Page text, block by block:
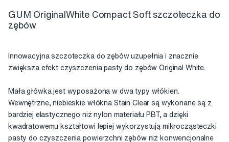
GUM OriginalWhite Compact Soft szczoteczka do
zębów
Innowacyjna szczoteczka do zębów uzupełnia i znacznie
zwiększa efekt czyszczenia pasty do zębów Original White.
Mała główka jest wyposażona w dwa typy włókien.
Wewnętrzne, niebieskie włókna Stain Clear są wykonane są z
bardziej elastycznego niż nylon materiału PBT, a dzięki
kwadratowemu kształtowi lepiej wykorzystują mikrocząsteczki
pasty do czyszczenia powierzchni zębów niż konwencjonalne